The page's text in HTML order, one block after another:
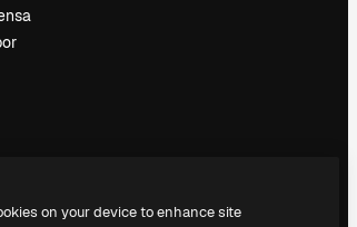
on your device to enhance site